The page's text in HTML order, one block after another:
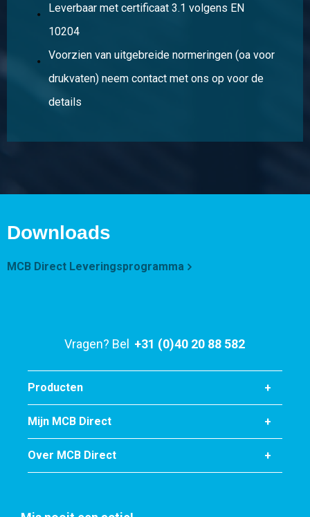
Stuks gewicht in kg
Selecteer
2500-0023-31525
Rvs plaat type 316Ti kgw finish 2B 3000x1500x2,50
90,00
Selecteer
Artikelnummer
2500-0023-251253
Stuks gewicht in kg
Selecteer
Artikelnummer
2500-0023-3153
Omschrijving
Rvs plaat type 316Ti kgw finish 2B 3000x1500x3
Stuks gewicht in kg
Leverbaar met certificaat 3.1 volgens EN
10204
Voorzien van uitgebreide normeringen (oa voor
drukvaten) neem contact met ons op voor de
details
Downloads
MCB Direct Leveringsprogramma
Vragen? Bel +31 (0)40 20 88 582
Producten
Mijn MCB Direct
Over MCB Direct